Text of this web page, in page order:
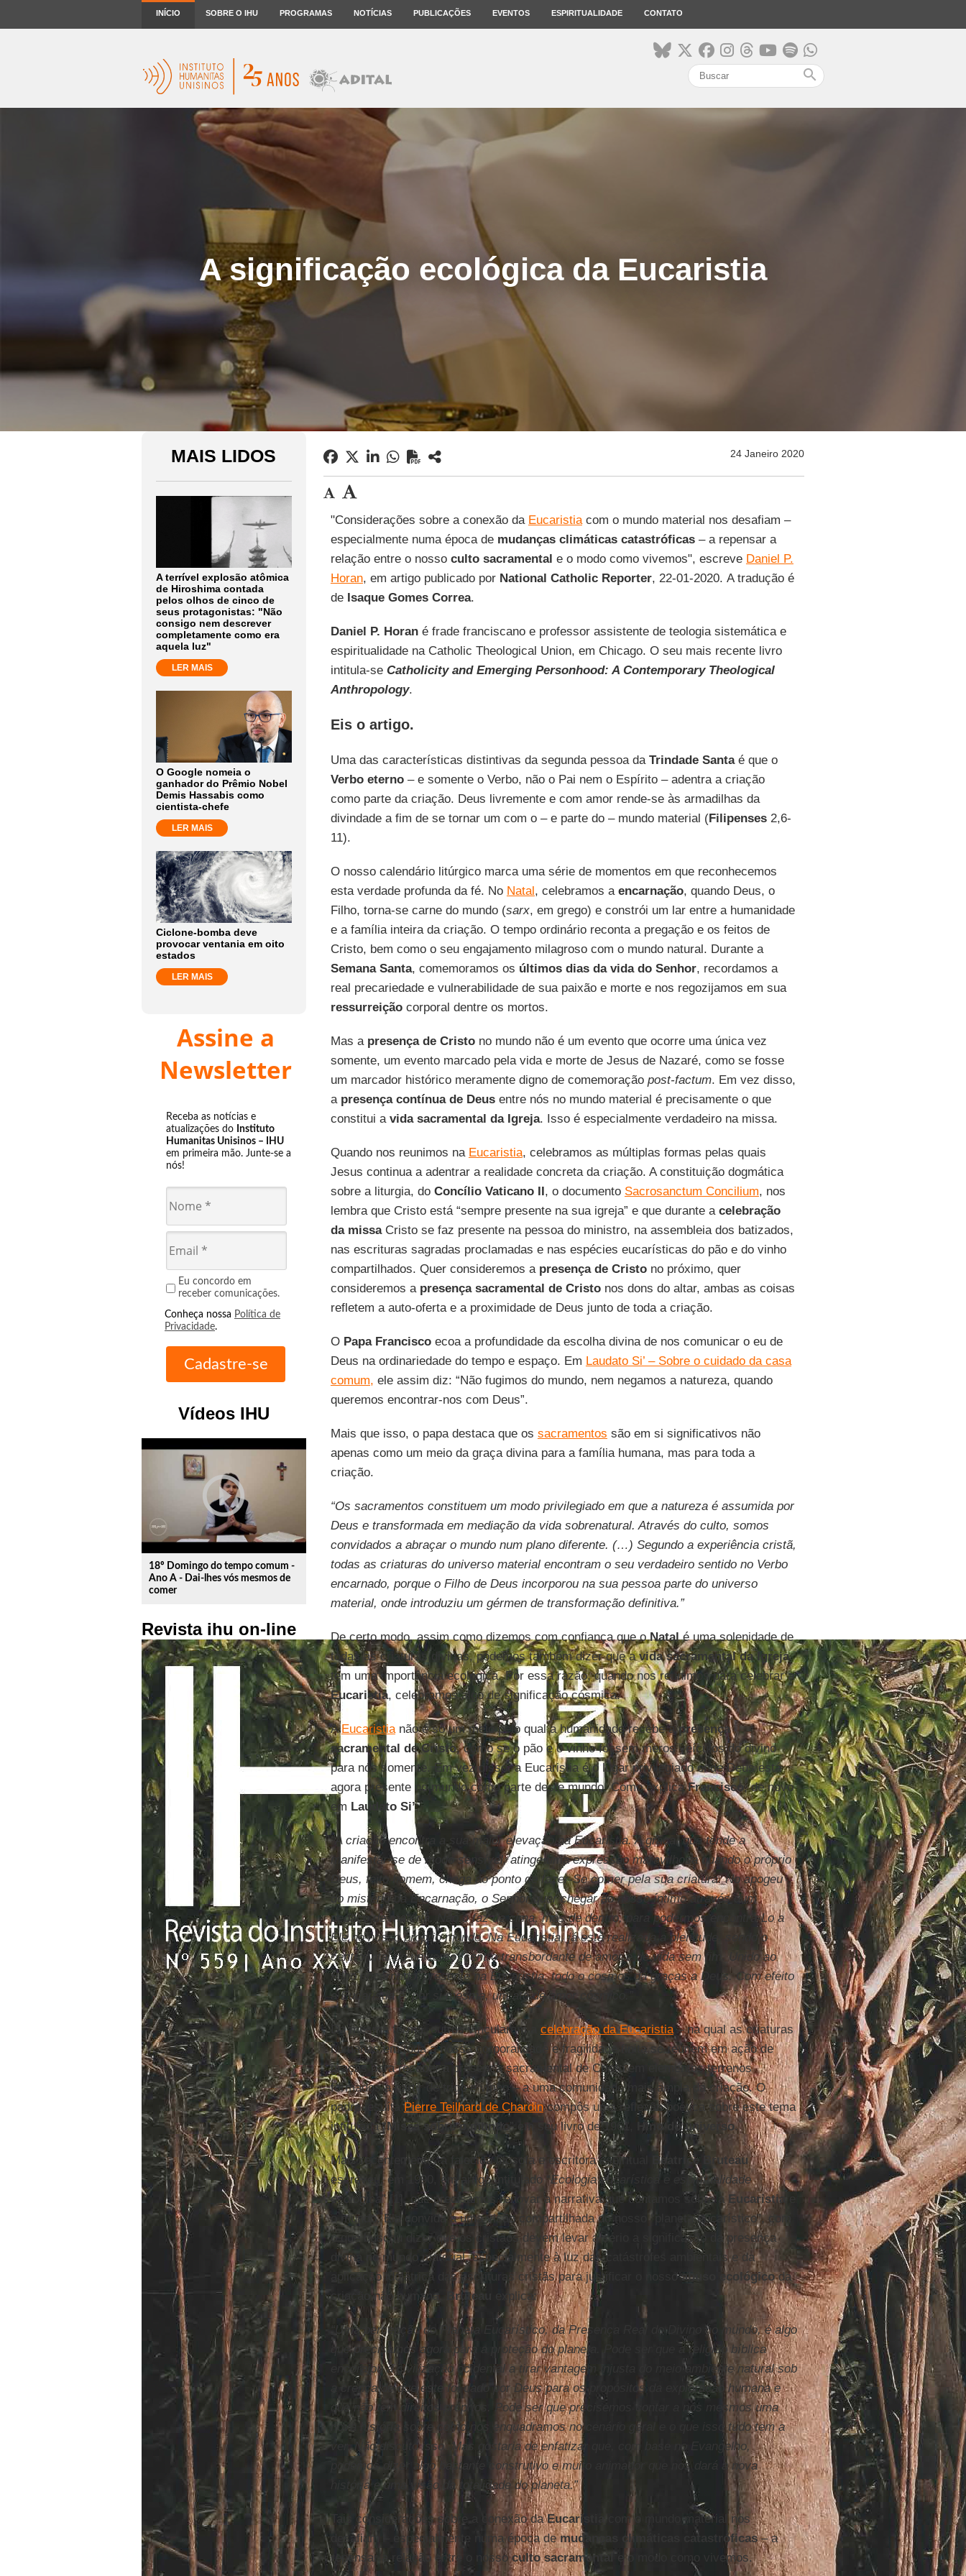
INÍCIO SOBRE O IHU PROGRAMAS NOTÍCIAS PUBLICAÇÕES EVENTOS ESPIRITUALIDADE CONTATO
search
A significação ecológica da Eucaristia
MAIS LIDOS
A terrível explosão atômica
de Hiroshima contada
pelos olhos de cinco de
seus protagonistas: "Não
consigo nem descrever
completamente como era
aquela luz"
LER MAIS
O Google nomeia o
ganhador do Prêmio Nobel
Demis Hassabis como
cientista-chefe
LER MAIS
Ciclone-bomba deve
provocar ventania em oito
estados
LER MAIS
Assine a
Newsletter
Receba as notícias e
atualizações do Instituto
Humanitas Unisinos – IHU
em primeira mão. Junte-se a
nós!
Eu concordo em
receber comunicações.
Conheça nossa Política de
Privacidade.
Vídeos IHU
play_circle_outline
18º Domingo do tempo comum -
Ano A - Dai-lhes vós mesmos de
comer
Revista ihu on-line
24 Janeiro 2020
"Considerações sobre a conexão da Eucaristiacom o mundo material nos desafiam –
especialmente numa época de mudanças climáticas catastróficas– a repensar a
relação entre o nosso culto sacramental e o modo como vivemos", escreve Daniel P.
Horan, em artigo publicado por National Catholic Reporter, 22-01-2020. A tradução é
de Isaque Gomes Correa.
Daniel P. Horané frade franciscano e professor assistente de teologia sistemática e
espiritualidade na Catholic Theological Union, em Chicago. O seu mais recente livro
intitula-se Catholicity and Emerging Personhood: A Contemporary Theological
Anthropology.
Eis o artigo.
Uma das características distintivas da segunda pessoa da Trindade Santaé que o
Verbo eterno– e somente o Verbo, não o Pai nem o Espírito – adentra a criação
como parte da criação. Deus livremente e com amor rende-se às armadilhas da
divindade a fim de se tornar um com o – e parte do – mundo material (Filipenses2,6-
11).
O nosso calendário litúrgico marca uma série de momentos em que reconhecemos
esta verdade profunda da fé. No Natal, celebramos a encarnação, quando Deus, o
Filho, torna-se carne do mundo (sarx, em grego) e constrói um lar entre a humanidade
e a família inteira da criação. O tempo ordinário reconta a pregação e os feitos de
Cristo, bem como o seu engajamento milagroso com o mundo natural. Durante a
Semana Santa, comemoramos os últimos dias da vida do Senhor, recordamos a
real precariedade e vulnerabilidade de sua paixão e morte e nos regozijamos em sua
ressurreiçãocorporal dentre os mortos.
Mas a presença de Cristono mundo não é um evento que ocorre uma única vez
somente, um evento marcado pela vida e morte de Jesus de Nazaré, como se fosse
um marcador histórico meramente digno de comemoração post-factum. Em vez disso,
a presença contínua de Deusentre nós no mundo material é precisamente o que
constitui a vida sacramental da Igreja. Isso é especialmente verdadeiro na missa.
Quando nos reunimos na Eucaristia, celebramos as múltiplas formas pelas quais
Jesus continua a adentrar a realidade concreta da criação. A constituição dogmática
sobre a liturgia, do Concílio Vaticano II, o documento Sacrosanctum Concilium, nos
lembra que Cristo está “sempre presente na sua igreja” e que durante a celebração
da missaCristo se faz presente na pessoa do ministro, na assembleia dos batizados,
nas escrituras sagradas proclamadas e nas espécies eucarísticas do pão e do vinho
compartilhados. Quer consideremos a presença de Cristono próximo, quer
consideremos a presença sacramental de Cristonos dons do altar, ambas as coisas
refletem a auto-oferta e a proximidade de Deus junto de toda a criação.
OPapa Franciscoecoa a profundidade da escolha divina de nos comunicar o eu de
Deus na ordinariedade do tempo e espaço. Em Laudato Si’ – Sobre o cuidado da casa
comum, ele assim diz: “Não fugimos do mundo, nem negamos a natureza, quando
queremos encontrar-nos com Deus”.
Mais que isso, o papa destaca que os sacramentos são em si significativos não
apenas como um meio da graça divina para a família humana, mas para toda a
criação.
“Os sacramentos constituem um modo privilegiado em que a natureza é assumida por
Deus e transformada em mediação da vida sobrenatural. Através do culto, somos
convidados a abraçar o mundo num plano diferente. (…) Segundo a experiência cristã,
todas as criaturas do universo material encontram o seu verdadeiro sentido no Verbo
encarnado, porque o Filho de Deus incorporou na sua pessoa parte do universo
material, onde introduziu um gérmen de transformação definitiva.”
De certo modo, assim como dizemos com confiança que oNatalé uma solenidade de
todas as criaturas divinas, podemos também dizer que avida sacramental da Igreja
tem uma importância ecológica. Por essa razão, quando nos reunimos para celebrar a
Eucaristia, celebramos algo de significação cósmica.
AEucaristianão é só um meio pelo qual a humanidade recebe apresença
sacramental de Cristo, como se o pão e o vinho fossem meros veículos do divino
para nós somente. Em vez disso, a Eucaristia é o lugar privilegiado onde Deus está
agora presente no mundo como parte deste mundo. Como explicaFrancisco, de novo
em Laudato Si’:
“A criação encontra a sua maior elevação na Eucaristia. A graça, que tende a
manifestar-se de modo sensível, atinge uma expressão maravilhosa quando o próprio
Deus, feito homem, chega ao ponto de fazer-Se comer pela sua criatura. No apogeu
do mistério da Encarnação, o Senhor quer chegar ao nosso íntimo através dum
pedaço de matéria. Não o faz de cima, mas de dentro, para podermos encontrá-Lo a
Ele no nosso próprio mundo. Na Eucaristia, já está realizada a plenitude, sendo o
centro vital do universo, centro transbordante de amor e de vida sem fim. Unido ao
Filho encarnado, presente na Eucaristia, todo o cosmos dá graças a Deus. Com efeito
a Eucaristia é, por si mesma, um ato de amor cósmico.”
Da mesma forma, outros vincularam a celebração da Eucaristia– na qual as criaturas
humanas em toda a nossa corporalidade e fragilidade finita se reúnem em ação de
graças para receber a presença sacramental de Cristo em elementos terrenos
formados a partir de trigo e vinho – a uma comunidade mais ampla da criação. O
padre jesuítaPierre Teilhard de Chardincompôs uma reflexão poética sobre este tema
intitulada “Missa sobre o mundo” em seu livro de 1961, Hino do universo.
Mais recentemente, a falecida filósofa e escritora espiritual
Beatrice Bruteau
escreveu, em 1990, em artigo intitulado “Ecologia eucarística e espiritualidade
ecológica ” [1], que precisamos renovar a narrativa que contamos sobre aEucaristia
o mundo. Ela convida a uma visão compartilhada do nosso “planeta eucarístico”, com
o que buscou dizer que os cristãos devem levar a sério a significação da presença
divina no mundo material, especialmente à luz das catástrofes ambientais e da
aplicação idolátrica das escrituras cristãs para justificar o nossoabuso ecológicoda
criação não humana.
Bruteau explica:
“Uma percepção do Planeta Eucarístico, da Presença Real do Divino no mundo, é algo
que precisamos agora para a proteção do planeta. Pode ser que a religião bíblica
encorajou a civilização ocidental a tirar vantagem injusta do meio ambiente natural sob
a crença de que este foi dado por Deus para os propósitos da exploração humana e
que não tem direitos próprios. Pode ser que precisemos contar a nós mesmos uma
nova história sobre como nos enquadramos no cenário geral e o que isso tudo tem a
ver. Não discuto isso. Mas gostaria de enfatizar que, com base no Evangelho,
podemos dizer algo bastante construtivo e muito animador que nos dará a nova
história e uma visão da totalidade do planeta.”
Tais considerações sobre a conexão daEucaristia
com o mundo material nos
desafiam – especialmente numa época demudanças climáticas catastróficas– a
repensar a relação entre o nossoculto sacramental e o modo como vivemos.